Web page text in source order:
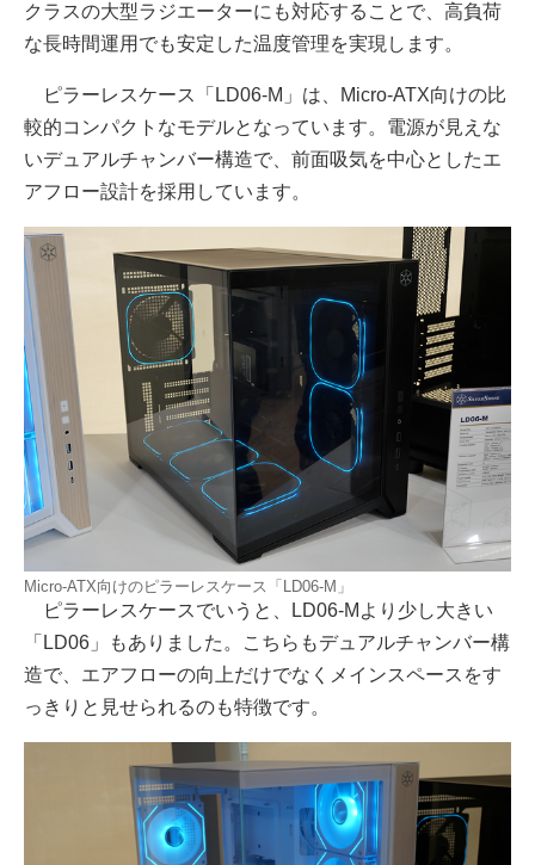
クラスの大型ラジエーターにも対応することで、高負荷
な長時間運用でも安定した温度管理を実現します。
ピラーレスケース「LD06-M」は、Micro-ATX向けの比
較的コンパクトなモデルとなっています。電源が見えな
いデュアルチャンバー構造で、前面吸気を中心としたエ
アフロー設計を採用しています。
Micro-ATX向けのピラーレスケース「LD06-M」
ピラーレスケースでいうと、LD06-Mより少し大きい
「LD06」もありました。こちらもデュアルチャンバー構
造で、エアフローの向上だけでなくメインスペースをす
っきりと見せられるのも特徴です。